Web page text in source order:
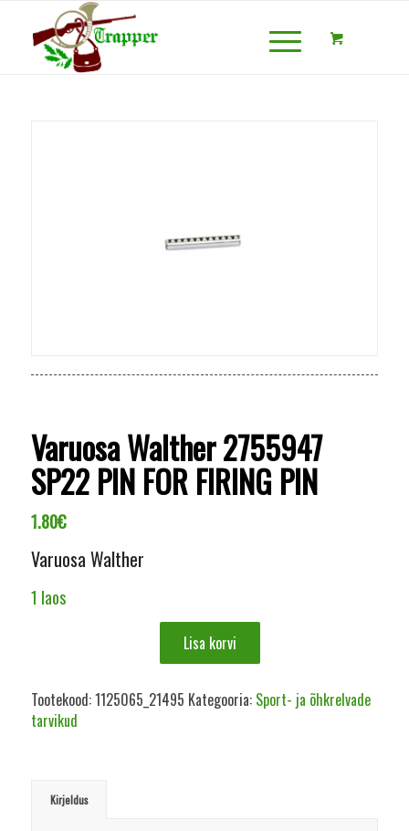
Varuosa Walther 2755947
SP22 PIN FOR FIRING PIN
1.80€
Varuosa Walther
1 laos
Lisa korvi
Tootekood:1125065_21495 Kategooria: Sport- ja õhkrelvade
tarvikud
Kirjeldus